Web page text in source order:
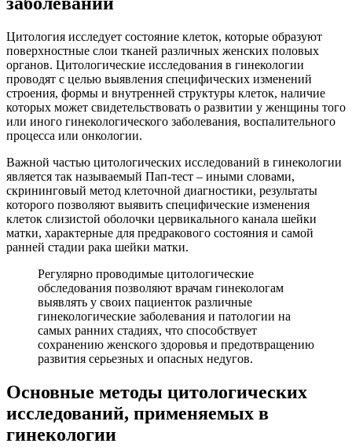
Цитология исследует состояние клеток, которые образуют
поверхностные слои тканей различных женских половых
органов. Цитологические исследования в гинекологии
проводят с целью выявления специфических изменений
строения, формы и внутренней структуры клеток, наличие
которых может свидетельствовать о развитии у женщины того
или иного гинекологического заболевания, воспалительного
процесса или онкологии.
Важной частью цитологических исследований в гинекологии
является так называемый Пап-тест – иными словами,
скрининговый метод клеточной диагностики, результаты
которого позволяют выявить специфические изменения
клеток слизистой оболочки цервикального канала шейки
матки, характерные для предракового состояния и самой
ранней стадии рака шейки матки.
Регулярно проводимые цитологические
обследования позволяют врачам гинекологам
выявлять у своих пациенток различные
гинекологические заболевания и патологии на
самых ранних стадиях, что способствует
сохранению женского здоровья и предотвращению
развития серьезных и опасных недугов.
Основные методы цитологических
исследований, применяемых в
гинекологии